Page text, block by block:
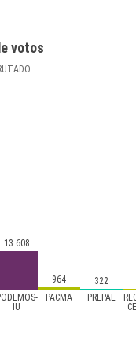
votos
IU
PACMA PREPAL
13.608
964 322